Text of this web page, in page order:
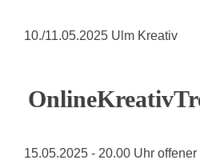
10./11.05.2025 Ulm Kreativ
15.05.2025 - 20.00 Uhr